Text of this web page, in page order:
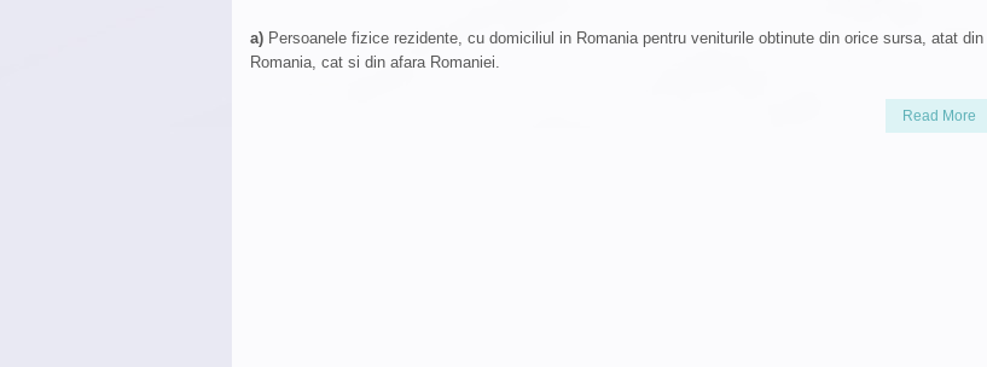
a) Persoanele fizice rezidente, cu domiciliul in Romania pentru veniturile obtinute din orice sursa, atat din
Romania, cat si din afara Romaniei.
Read More